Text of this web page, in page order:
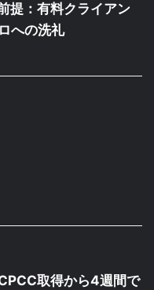
提：有料クライアン
への洗礼
取得から4週間で